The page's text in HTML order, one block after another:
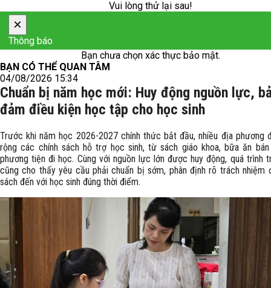
Vui lòng thử lại sau!
×
Thông báo
Bạn chưa chọn xác thực bảo mật.
BẠN CÓ THỂ QUAN TÂM
04/08/2026 15:34
Chuẩn bị năm học mới: Huy động nguồn lực,
đảm điều kiện học tập cho học sinh
Trước khi năm học 2026-2027 chính thức bắt đầu, nhiều địa phương
rộng các chính sách hỗ trợ học sinh, từ sách giáo khoa, bữa ăn
phương tiện đi học. Cùng với nguồn lực lớn được huy động, quá trình
cũng cho thấy yêu cầu phải chuẩn bị sớm, phân định rõ trách nhiệm
sách đến với học sinh đúng thời điểm.